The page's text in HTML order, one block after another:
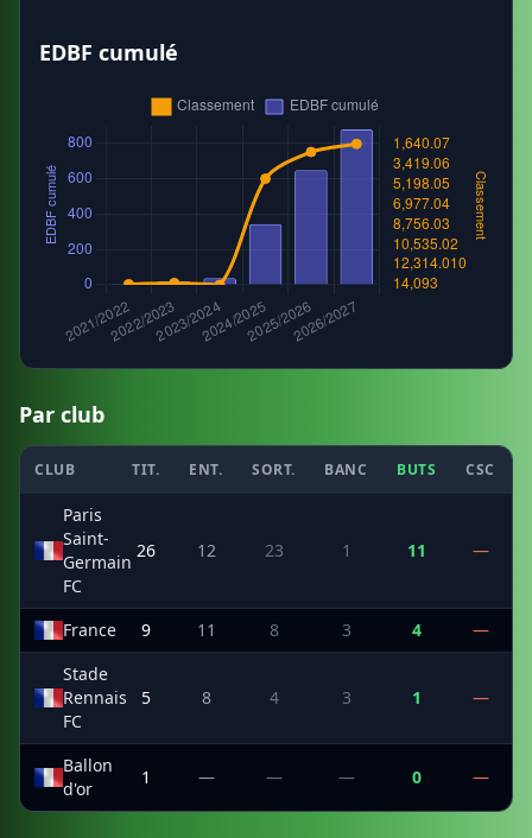
EDBF cumulé
Par club
CLUB TIT. ENT. SORT. BANC BUTS CSC
Paris
Saint-
Germain
FC
26 12 23 1 11 —
France 9 11 8 3 4
—
Stade
Rennais
FC
5 8 4 3 1 —
Ballon
d'or
1 — — — 0 —